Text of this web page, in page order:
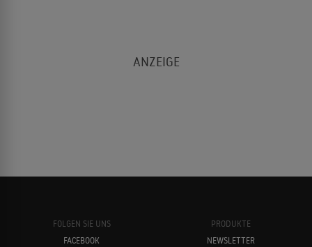
FOLGEN SIE UNS
FACEBOOK
PRODUKTE
NEWSLETTER